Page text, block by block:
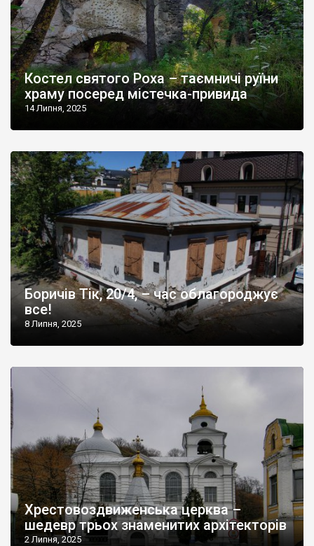
Костел святого Роха – таємничі руїни
храму посеред містечка-привида
14 Липня, 2025
Боричів Тік, 20/4, – час облагороджує
все!
8 Липня, 2025
Хрестовоздвиженська церква –
шедевр трьох знаменитих архітекторів
2 Липня, 2025